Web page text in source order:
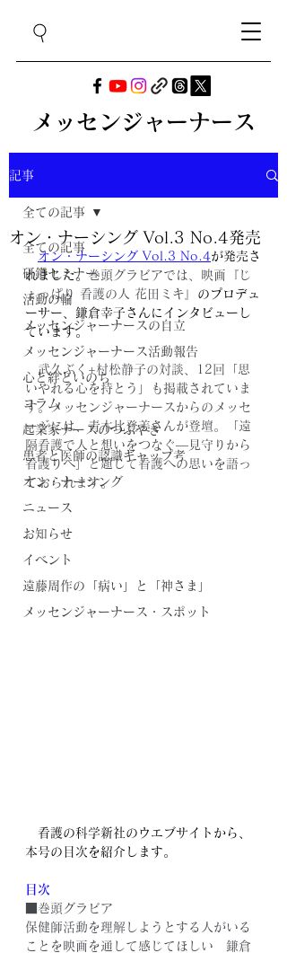
メッセンジャーナース
記事
全ての記事
研鑽セミナー
活動の輪
メッセンジャーナースの自立
メッセンジャーナース活動報告
心と絆といのち
コラム
起業家ナースのつぶやき
患者と医師の認識ギャップ考
オン・ナーシング
ニュース
お知らせ
イベント
遠藤周作の「病い」と「神さま」
メッセンジャーナース・スポット
全ての記事
オン・ナーシング Vol.3 No.4発売
オン・ナーシング Vol.3 No.4が発売さ
れました。巻頭グラビアでは、映画『じ
ょっぱり 看護の人 花田ミキ』 のプロデュ
ーサー、鎌倉幸子さんにインタビューし
ています。
武久ぶく+村松静子の対談、12回「思
いやれる心を持とう」も掲載されていま
す。メッセンジャーナースからのメッセ
ージには、青木比登美さんが登壇。「遠
隔看護で人と想いをつなぐ―見守りから
看護りへ」と題して看護への思いを語っ
ておられます。
看護の科学新社のウエブサイトから、
本号の目次を紹介します。
目次
■巻頭グラビア
保健師活動を理解しようとする人がいる
ことを映画を通して感じてほしい　鎌倉